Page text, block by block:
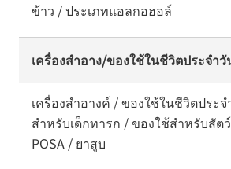
ข้าว / ประเภทแอลกอฮอล์
เครื่องสำอาง/ของใช้ในชีวิตประจำวั
เครื่องสำอางค์ / ของใช้ในชีวิตประ
สำหรับเด็กทารก / ของใช้สำหรับสัต
POSA / ยาสูบ